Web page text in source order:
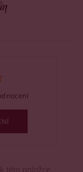
této položce.